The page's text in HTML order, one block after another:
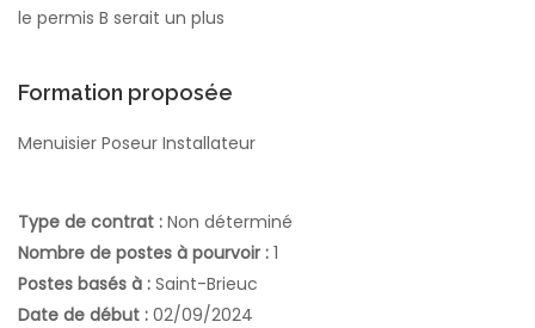
le permis B serait un plus
Formation proposée
Menuisier Poseur Installateur
Type de contrat : Non déterminé
Nombre de postes à pourvoir : 1
Postes basés à : Saint-Brieuc
Date de début : 02/09/2024